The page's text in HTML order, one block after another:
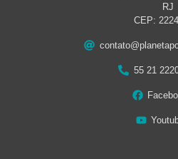
RJ
CEP:
55 21